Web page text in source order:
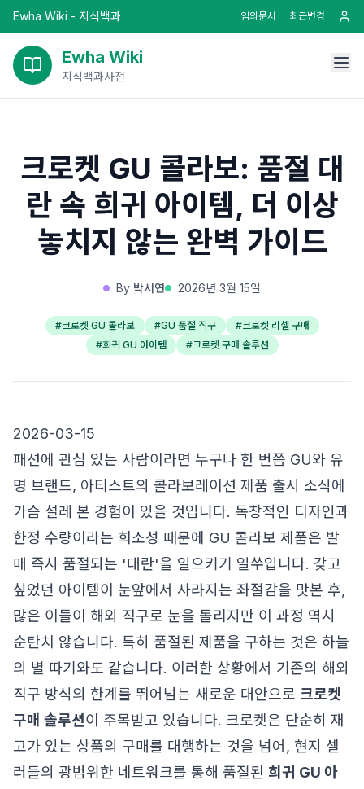
Ewha Wiki - 지식백과 임의문서 최근변경
Ewha Wiki
지식백과사전
크로켓 GU 콜라보: 품절 대
란 속 희귀 아이템, 더 이상
놓치지 않는 완벽 가이드
By 박서연 2026년 3월 15일
#크로켓 GU 콜라보 #GU 품절 직구 #크로켓 리셀 구매
#희귀 GU 아이템 #크로켓 구매 솔루션
2026-03-15
패션에 관심 있는 사람이라면 누구나 한 번쯤 GU와 유
명 브랜드, 아티스트의 콜라보레이션 제품 출시 소식에
가슴 설레 본 경험이 있을 것입니다. 독창적인 디자인과
한정 수량이라는 희소성 때문에 GU 콜라보 제품은 발
매 즉시 품절되는 '대란'을 일으키기 일쑤입니다. 갖고
싶었던 아이템이 눈앞에서 사라지는 좌절감을 맛본 후,
많은 이들이 해외 직구로 눈을 돌리지만 이 과정 역시
순탄치 않습니다. 특히 품절된 제품을 구하는 것은 하늘
의 별 따기와도 같습니다. 이러한 상황에서 기존의 해외
직구 방식의 한계를 뛰어넘는 새로운 대안으로 크로켓
구매 솔루션이 주목받고 있습니다. 크로켓은 단순히 재
고가 있는 상품의 구매를 대행하는 것을 넘어, 현지 셀
러들의 광범위한 네트워크를 통해 품절된 희귀 GU 아